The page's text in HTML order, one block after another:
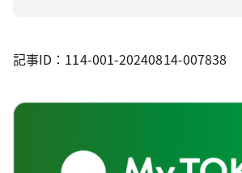
記事ID：114-001-20240814-007838